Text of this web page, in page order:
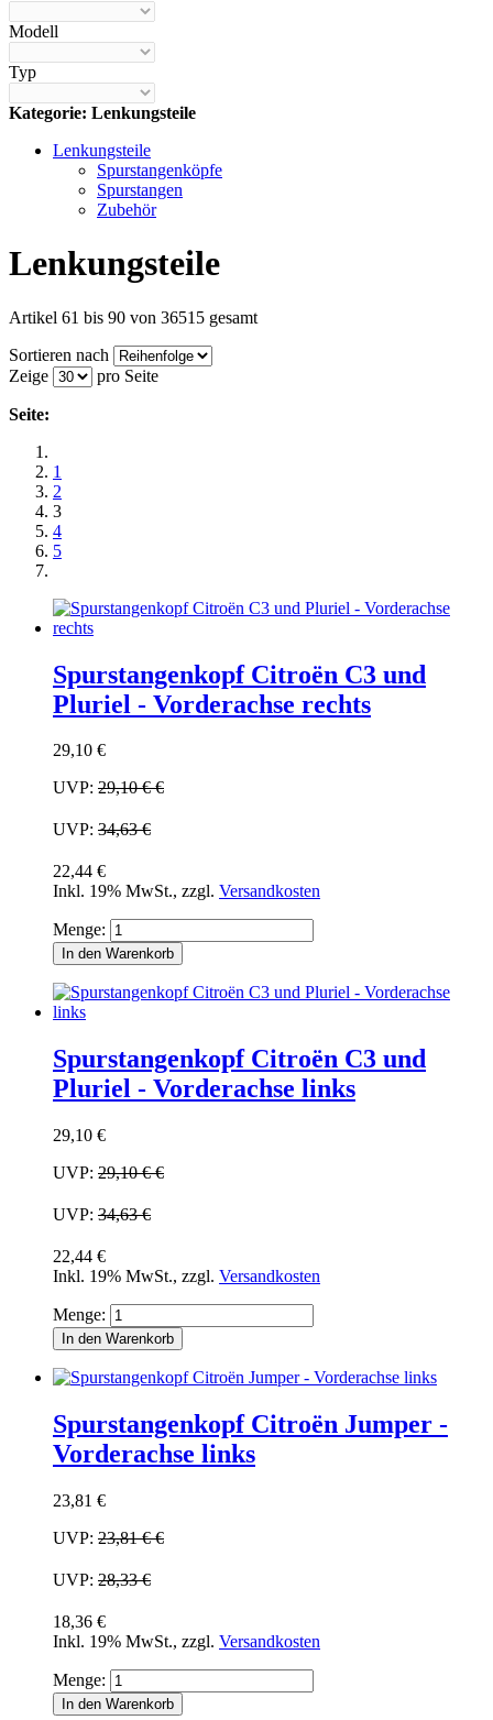
Modell
Typ
Kategorie: Lenkungsteile
Lenkungsteile
Spurstangenköpfe
Spurstangen
Zubehör
Lenkungsteile
Artikel 61 bis 90 von 36515 gesamt
Sortieren nach
Zeige
pro Seite
Seite:
1
2
3
4
5
Spurstangenkopf Citroën C3 und
Pluriel - Vorderachse rechts
29,10 €
UVP: 29,10 €€
UVP: 34,63 €
22,44 €
Inkl. 19% MwSt., zzgl. Versandkosten
Menge:
In den Warenkorb
Spurstangenkopf Citroën C3 und
Pluriel - Vorderachse links
29,10 €
UVP: 29,10 €€
UVP: 34,63 €
22,44 €
Inkl. 19% MwSt., zzgl. Versandkosten
Menge:
In den Warenkorb
Spurstangenkopf Citroën Jumper -
Vorderachse links
23,81 €
UVP: 23,81 €€
UVP: 28,33 €
18,36 €
Inkl. 19% MwSt., zzgl. Versandkosten
Menge:
In den Warenkorb